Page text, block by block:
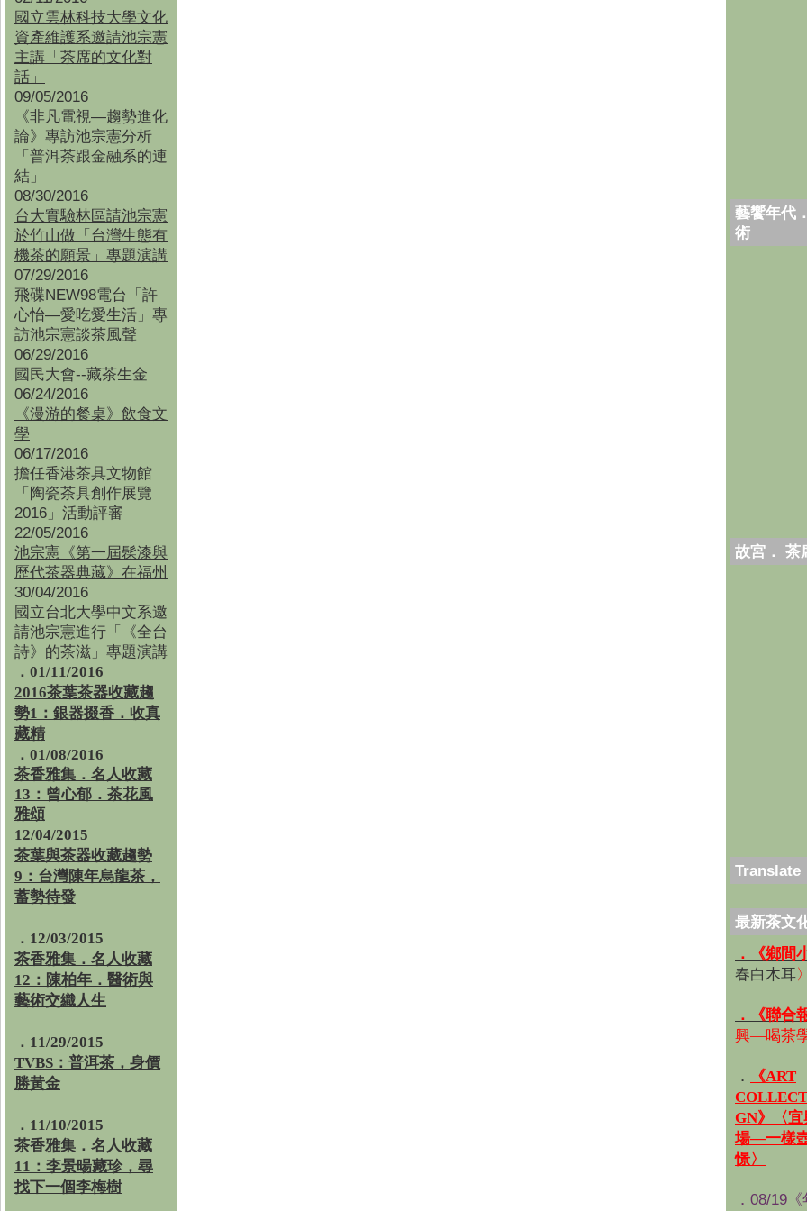
國立雲林科技大學文化
資產維護系邀請池宗憲
主講「茶席的文化對
話」
09/05/2016
《非凡電視—趨勢進化
論》專訪池宗憲分析
「普洱茶跟金融系的連
結」
08/30/2016
台大實驗林區請池宗憲
於竹山做「台灣生態有
機茶的願景」專題演講
07/29/2016
飛碟NEW98電台「許
心怡—愛吃愛生活」專
訪池宗憲談茶風聲
06/29/2016
國民大會--藏茶生金
06/24/2016
《漫游的餐桌》飲食文
學
06/17/2016
擔任香港茶具文物館
「陶瓷茶具創作展覽
2016」活動評審
22/05/2016
池宗憲《第一屆髹漆與
歷代茶器典藏》在福州
30/04/2016
國立台北大學中文系邀
請池宗憲進行「《全台
詩》的茶滋」專題演講
．01/11/2016
2016茶葉茶器收藏趨
勢1：銀器掇香．收真
藏精
．01/08/2016
茶香雅集 ． 名人收藏
13：曾心郁．茶花風
雅頌
12/04/2015
茶葉與茶器收藏趨勢
9：台灣陳年烏龍茶，
蓄勢待發
．12/03/2015
茶香雅集．名人收藏
12：陳柏年．醫術與
藝術交織人生
．11/29/2015
TVBS：普洱茶，身價
勝黃金
．11/10/2015
茶香雅集．名人收藏
11：李景暘藏珍，尋
找下一個李梅樹
藝饗年代
術
故宮． 茶
Translate
最新茶文
．《鄉間
春白木耳〉
．《聯合
興—喝茶
．
《ART
GN》〈
場—一樣
憬〉
．08/19